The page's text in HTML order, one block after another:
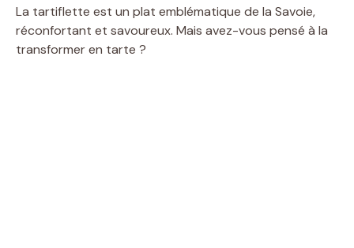
La tartiflette est un plat emblématique de la Savoie,
réconfortant et savoureux. Mais avez-vous pensé à la
transformer en tarte ?